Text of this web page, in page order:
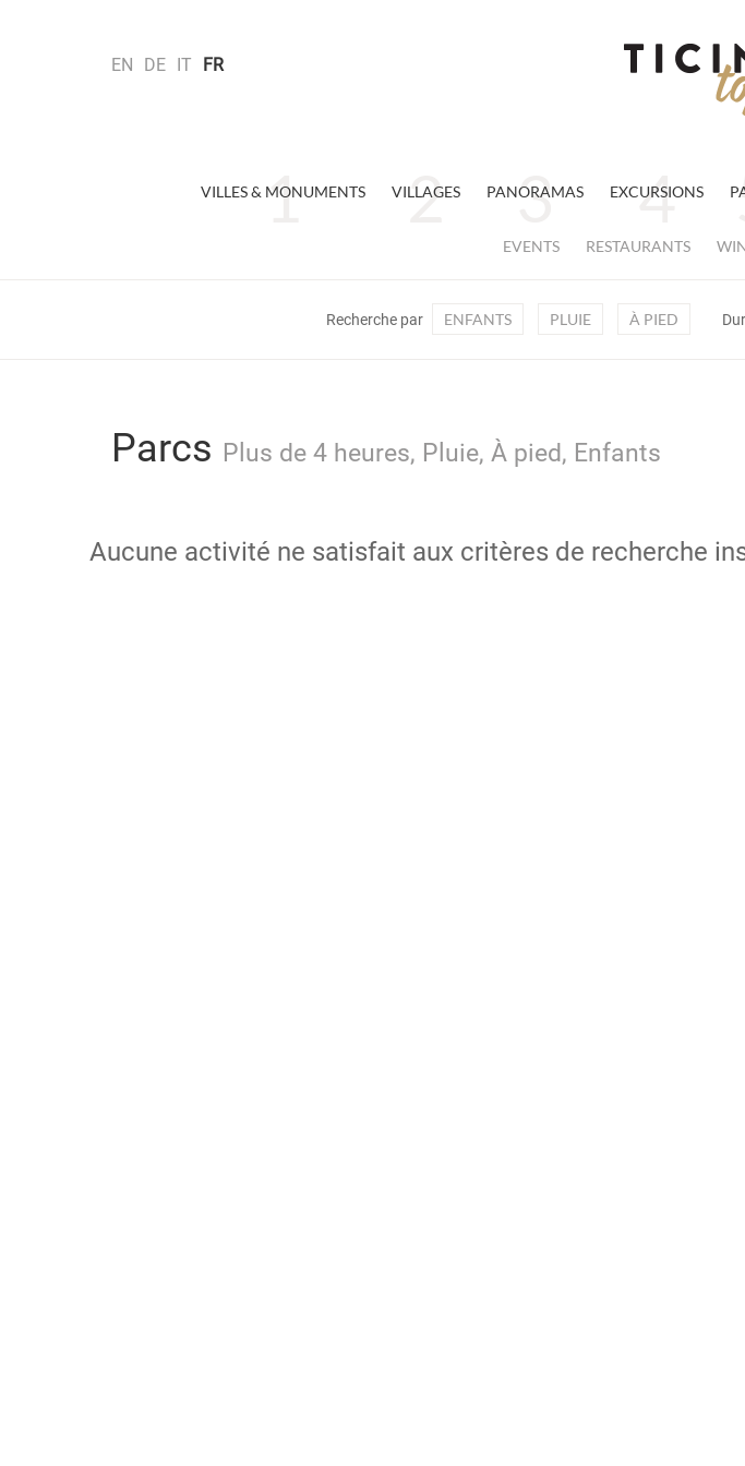
EN DE IT FR
VILLES & MONUMENTS VILLAGES PANORAMAS EXCURSIONS
EVENTS RESTAURANTS
Recherche par ENFANTS PLUIE À PIED
Parcs Plus de 4 heures, Pluie, À pied, Enfants
Aucune activité ne satisfait aux critères de recherche